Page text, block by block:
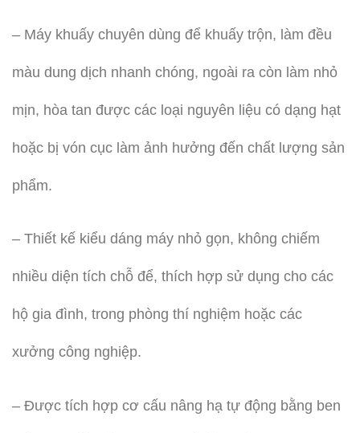
– Máy khuấy chuyên dùng để khuấy trộn, làm đều
màu dung dịch nhanh chóng, ngoài ra còn làm nhỏ
mịn, hòa tan được các loại nguyên liệu có dạng hạt
hoặc bị vón cục làm ảnh hưởng đến chất lượng sản
phẩm.
– Thiết kế kiểu dáng máy nhỏ gọn, không chiếm
nhiều diện tích chỗ để, thích hợp sử dụng cho các
hộ gia đình, trong phòng thí nghiệm hoặc các
xưởng công nghiệp.
– Được tích hợp cơ cấu nâng hạ tự động bằng ben